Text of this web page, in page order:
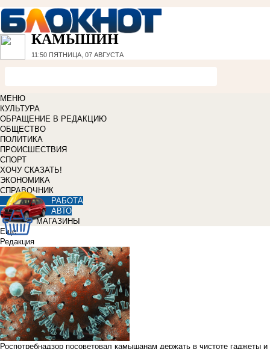
КАМЫШИН
11:50 ПЯТНИЦА, 07 АВГУСТА
МЕНЮ
КУЛЬТУРА
ОБРАЩЕНИЕ В РЕДАКЦИЮ
ОБЩЕСТВО
ПОЛИТИКА
ПРОИСШЕСТВИЯ
СПОРТ
ХОЧУ СКАЗАТЬ!
ЭКОНОМИКА
СПРАВОЧНИК
РАБОТА
АВТО
МАГАЗИНЫ
Еще
Редакция
Роспотребнадзор посоветовал камышанам держать в чистоте гаджеты